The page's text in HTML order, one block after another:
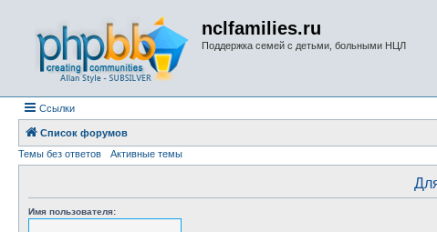
nclfamilies.ru
Поддержка семей с детьми, больными НЦЛ
Ссылки
Список форумов
Темы без ответов
Активные темы
Имя пользователя: